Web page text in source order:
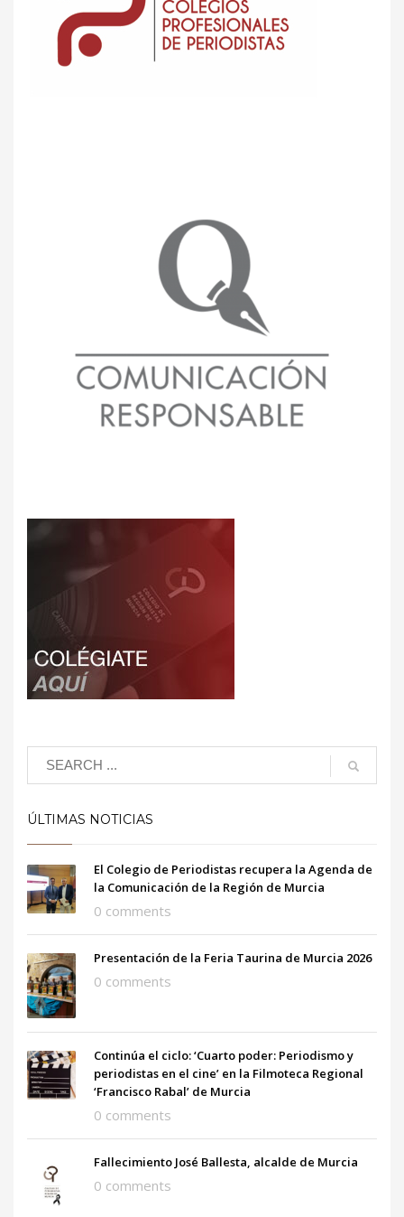
ÚLTIMAS NOTICIAS
El Colegio de Periodistas recupera la Agenda de
la Comunicación de la Región de Murcia
0 comments
Presentación de la Feria Taurina de Murcia 2026
0 comments
Continúa el ciclo: ‘Cuarto poder: Periodismo y
periodistas en el cine’ en la Filmoteca Regional
‘Francisco Rabal’ de Murcia
0 comments
Fallecimiento José Ballesta, alcalde de Murcia
0 comments